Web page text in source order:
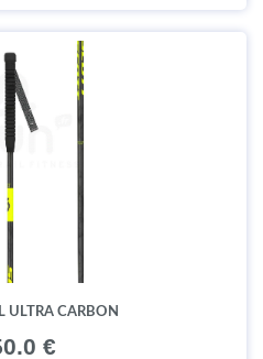
ULTRA CARBON
€